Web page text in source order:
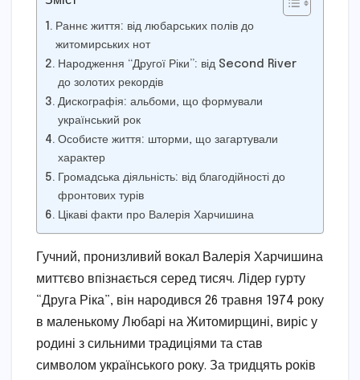
Раннє життя: від любарських полів до
житомирських нот
Народження “Другої Ріки”: від Second River
до золотих рекордів
Дискографія: альбоми, що формували
український рок
Особисте життя: шторми, що загартували
характер
Громадська діяльність: від благодійності до
фронтових турів
Цікаві факти про Валерія Харчишина
Гучний, пронизливий вокал Валерія Харчишина
миттєво впізнається серед тисяч. Лідер гурту
“Друга Ріка”, він народився 26 травня 1974 року
в маленькому Любарі на Житомирщині, виріс у
родині з сильними традиціями та став
символом українського року. За тридцять років